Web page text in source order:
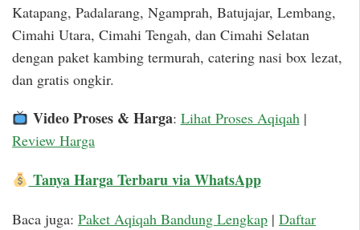
Katapang, Padalarang, Ngamprah, Batujajar, Lembang,
Cimahi Utara, Cimahi Tengah, dan Cimahi Selatan
dengan paket kambing termurah, catering nasi box lezat,
dan gratis ongkir.
Video Proses & Harga: Lihat Proses Aqiqah|
Review Harga
Tanya Harga Terbaru via WhatsApp
Baca juga: Paket Aqiqah Bandung Lengkap | Daftar